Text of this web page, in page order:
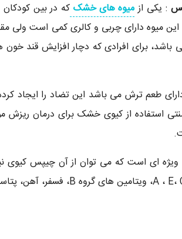
: یکی ازمیوه های خشک که در بین
میوه دارای چربی و کالری کمی است ولی
برای افرادی که دچار افزایش قند
طعم ترش می باشد این تضاد را ایجاد
استفاده از کیوی خشک برای درمان
ای است که می توان از آن چیپس کیوی نیز